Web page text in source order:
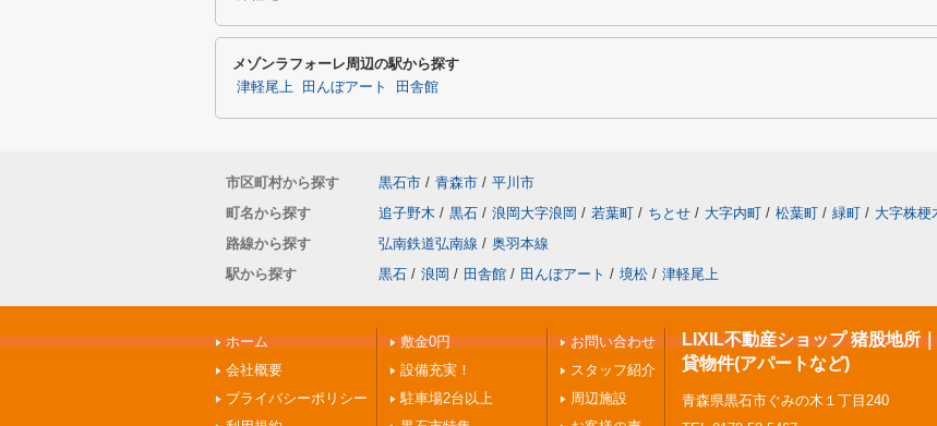
メゾンラフォーレ周辺の駅から探す
津軽尾上 田んぼアート 田舎館
市区町村から探す 黒石市 / 青森市 / 平川市
町名から探す
追子野木 / 黒石 / 浪岡大字浪岡 / 若葉町 / ちとせ / 大字内町 / 松葉町 / 緑町 / 大字株梗
路線から探す
弘南鉄道弘南線 / 奥羽本線
駅から探す
黒石 / 浪岡 / 田舎館 / 田んぼアート / 境松 / 津軽尾上
ホーム
会社概要
プライバシーポリシー
敷金0円
設備充実！
駐車場2台以上
お問い合わせ
スタッフ紹介
周辺施設
LIXIL不動産ショップ 猪股地所
貸物件(アパートなど)
青森県黒石市ぐみの木１丁目240